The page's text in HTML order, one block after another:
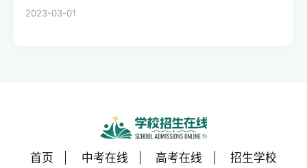
2023-03-01
首页 中考在线 高考在线 招生学校